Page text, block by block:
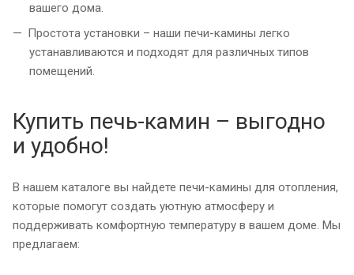
вашего дома.
Простота установки – наши печи-камины легко
устанавливаются и подходят для различных типов
помещений.
Купить печь-камин – выгодно
и удобно!
В нашем каталоге вы найдете печи-камины для отопления,
которые помогут создать уютную атмосферу и
поддерживать комфортную температуру в вашем доме. Мы
предлагаем: